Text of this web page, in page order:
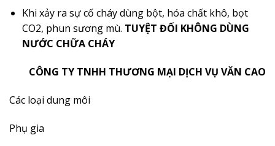
Khi xảy ra sự cố cháy dùng bột, hóa chất khô, bọt
CO2, phun sương mù. TUYỆT ĐỐI KHÔNG DÙNG
NƯỚC CHỮA CHÁY
CÔNG TY TNHH THƯƠNG MẠI DỊCH VỤ VĂN CAO
Các loại dung môi
Phụ gia